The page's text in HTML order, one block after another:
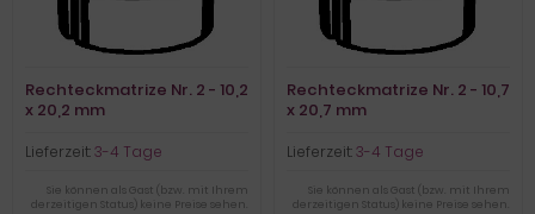
Rechteckmatrize Nr. 2 - 10,2
x 20,2 mm
Lieferzeit:3-4 Tage
Sie können als Gast (bzw. mit Ihrem
derzeitigen Status) keine Preise sehen.
Rechteckmatrize Nr. 2 - 10,7
x 20,7 mm
Lieferzeit:3-4 Tage
Sie können als Gast (bzw. mit Ihrem
derzeitigen Status) keine Preise sehen.